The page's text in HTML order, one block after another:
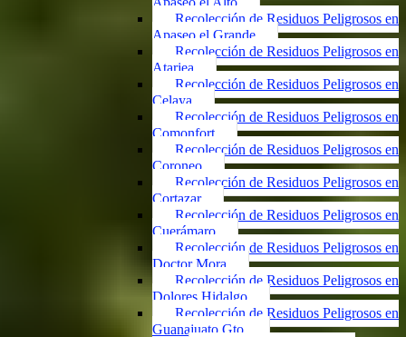
Recolección de Residuos Peligrosos en
Apaseo el Grande
Recolección de Residuos Peligrosos en
Atarjea
Recolección de Residuos Peligrosos en
Celaya
Recolección de Residuos Peligrosos en
Comonfort
Recolección de Residuos Peligrosos en
Coroneo
Recolección de Residuos Peligrosos en
Cortazar
Recolección de Residuos Peligrosos en
Cuerámaro
Recolección de Residuos Peligrosos en
Doctor Mora
Recolección de Residuos Peligrosos en
Dolores Hidalgo
Recolección de Residuos Peligrosos en
Guanajuato Gto.